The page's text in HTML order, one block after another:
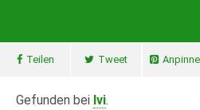
Teilen Tweet
Gefunden bei Ivi.